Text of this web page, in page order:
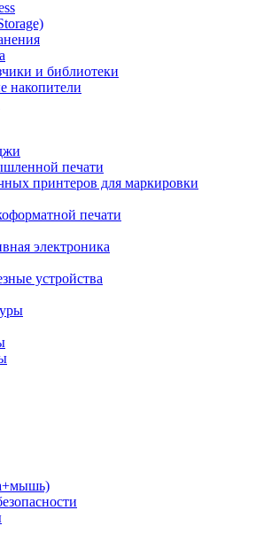
и библиотеки
накопители
печати
принтеров для маркировки
печати
электроника
устройства